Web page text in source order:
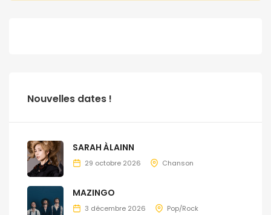
Nouvelles dates !
SARAH ÀLAINN
29 octobre 2026 Chanson
MAZINGO
3 décembre 2026 Pop/Rock